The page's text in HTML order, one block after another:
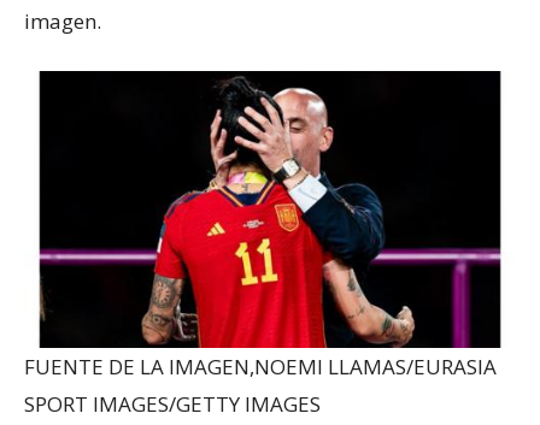
imagen.
FUENTE DE LA IMAGEN,NOEMI LLAMAS/EURASIA
SPORT IMAGES/GETTY IMAGES